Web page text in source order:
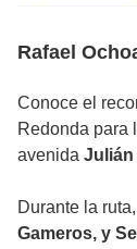
Rafael
Conoce el
Redonda para
avenida Julián
Durante la
Gameros, y